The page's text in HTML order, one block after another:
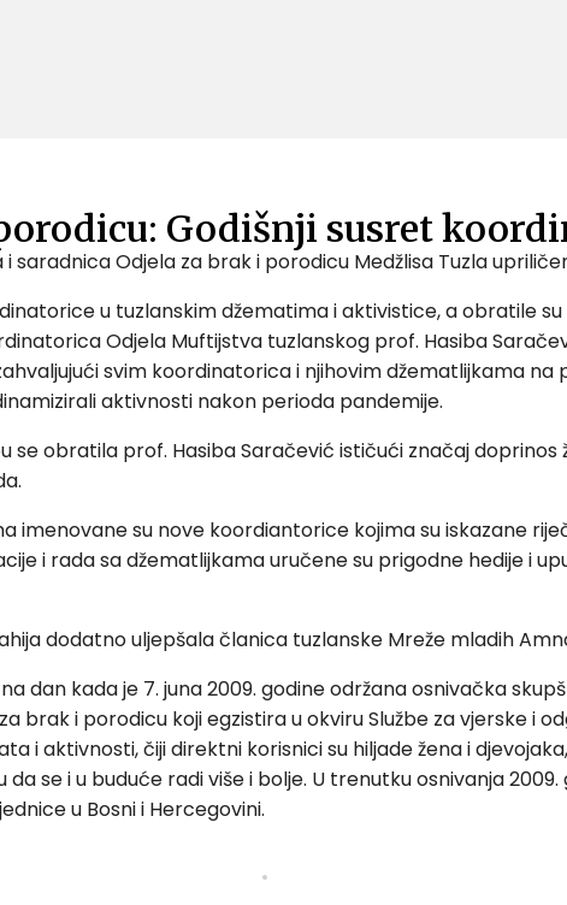
Godišnji susret
saradnica Odjela za brak i porodicu Medžlisa Tuzla
u tuzlanskim džematima i aktivistice, a obratile
Odjela Muftijstva tuzlanskog prof. Hasiba
svim koordinatorica i njihovim džematlijkama
aktivnosti nakon perioda pandemije.
se obratila prof. Hasiba Saračević ističući značaj
imenovane su nove koordiantorice kojima su iskazane
i rada sa džematlijkama uručene su prigodne hedije i
dodatno uljepšala članica tuzlanske Mreže mladih
dan kada je 7. juna 2009. godine održana osnivačka
brak i porodicu koji egzistira u okviru Službe za vjerske i
i aktivnosti, čiji direktni korisnici su hiljade žena i
da se i u buduće radi više i bolje. U trenutku osnivanja
u Bosni i Hercegovini.